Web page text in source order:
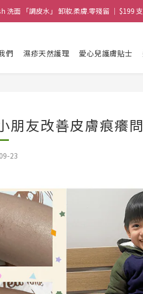
洗面 「調皮水」 卸妝.柔膚.零殘留 ｜ $199
洗面 「調皮水」 卸妝.柔膚.零殘留 ｜ $199
支 洗面 「調皮水」 原價 $268 / 支 30ml  🎁
們 濕疹天然護理 愛心兒護膚貼士
朋友改善皮膚痕癢
23